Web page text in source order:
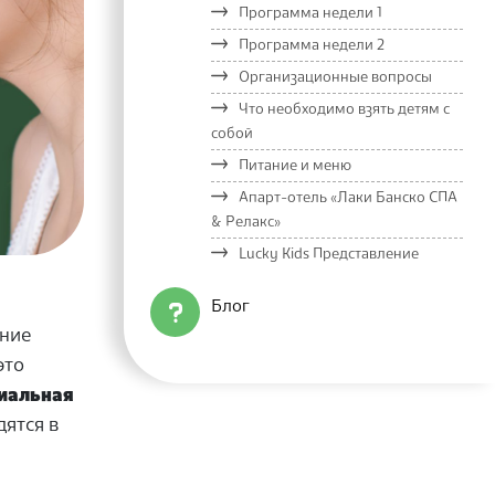
в
Программа недели 1
Программа недели 2
Организационные вопросы
Что необходимо взять детям с
собой
Питание и меню
Апарт-отель «Лаки Банско СПА
& Релакс»
Lucky Kids Представление
Блог